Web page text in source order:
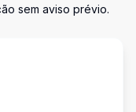
sem aviso prévio.